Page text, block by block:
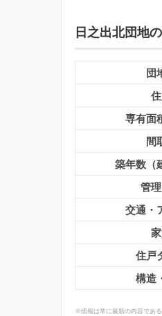
日之出北団地
団
専有面
間
築年数（
管
交通・
住戸
構造
※情報は常に最新の内容であ